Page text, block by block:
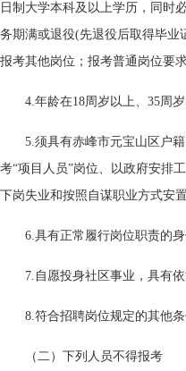
日制大学本科及以上学历，同时
务期满或退役(先退役后取得毕业
报考其他岗位；报考普通岗位要
4.年龄在18周岁以上、35周
5.须具有赤峰市元宝山区户
考“项目人员”岗位、以政府安排
下岗失业和按照自谋职业方式安
6.具有正常履行岗位职责的身
7.自愿投身社区事业，具有
8.符合招聘岗位规定的其他条
（二）下列人员不得报考